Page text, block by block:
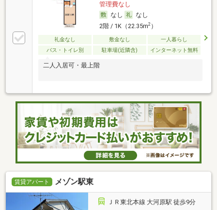
管理費なし
なし
なし
2階 / 1K（22.35m2）
礼金なし 敷金なし
一人暮らし
バス・トイレ別
駐車場(近隣含) インターネット無料
二人入居可・最上階
賃貸アパート メゾン駅東
ＪＲ東北本線 大河原駅 徒歩9分